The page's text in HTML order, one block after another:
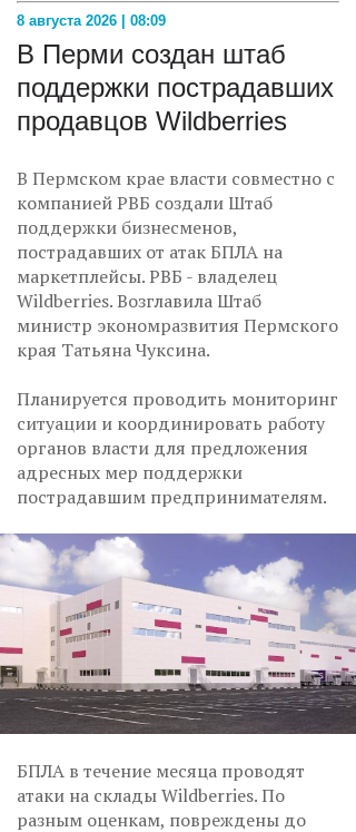
8 августа 2026 | 08:09
В Перми создан штаб
поддержки пострадавших
продавцов Wildberries
В Пермском крае власти совместно с
компанией РВБ создали Штаб
поддержки бизнесменов,
пострадавших от атак БПЛА на
маркетплейсы. РВБ - владелец
Wildberries. Возглавила Штаб
министр экономразвития Пермского
края Татьяна Чуксина.
Планируется проводить мониторинг
ситуации и координировать работу
органов власти для предложения
адресных мер поддержки
пострадавшим предпринимателям.
БПЛА в течение месяца проводят
атаки на склады Wildberries. По
разным оценкам, повреждены до